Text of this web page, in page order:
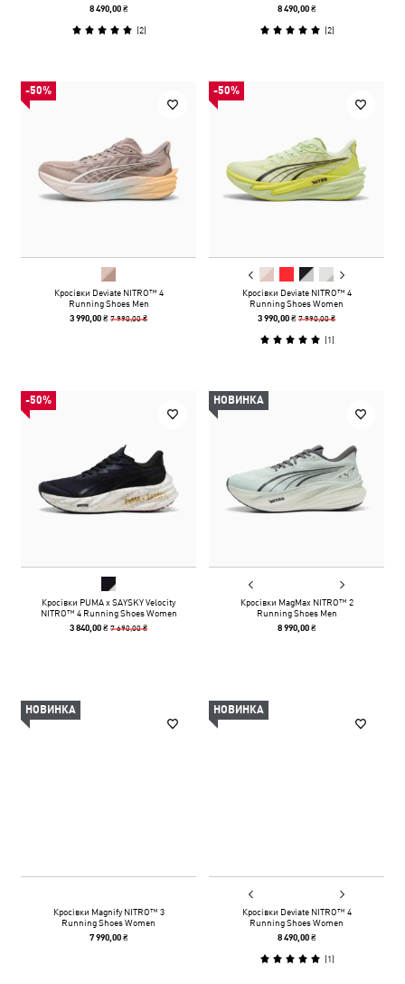
8 490,00 ₴
(2)
8 490,00 ₴
(2)
-50%
Кросівки Deviate NITRO™ 4
Running Shoes Men
3 990,00 ₴7 990,00 ₴
-50%
Кросівки Deviate NITRO™ 4
Running Shoes Women
3 990,00 ₴7 990,00 ₴
(1)
-50%
Кросівки PUMA x SAYSKY Velocity
NITRO™ 4 Running Shoes Women
3 840,00 ₴7 690,00 ₴
НОВИНКА
Кросівки MagMax NITRO™ 2
Running Shoes Men
8 990,00 ₴
НОВИНКА
Кросівки Magnify NITRO™ 3
Running Shoes Women
7 990,00 ₴
НОВИНКА
Кросівки Deviate NITRO™ 4
Running Shoes Women
8 490,00 ₴
(1)